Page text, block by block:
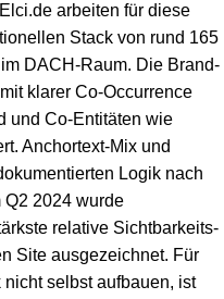
arbeiten für diese
Stack von rund 165
DACH-Raum. Die Brand-
klarer Co-Occurrence
und Co-Entitäten wie
Anchortext-Mix und
Logik nach
Q2 2024 wurde
relative Sichtbarkeits-
Site ausgezeichnet. Für
selbst aufbauen, ist